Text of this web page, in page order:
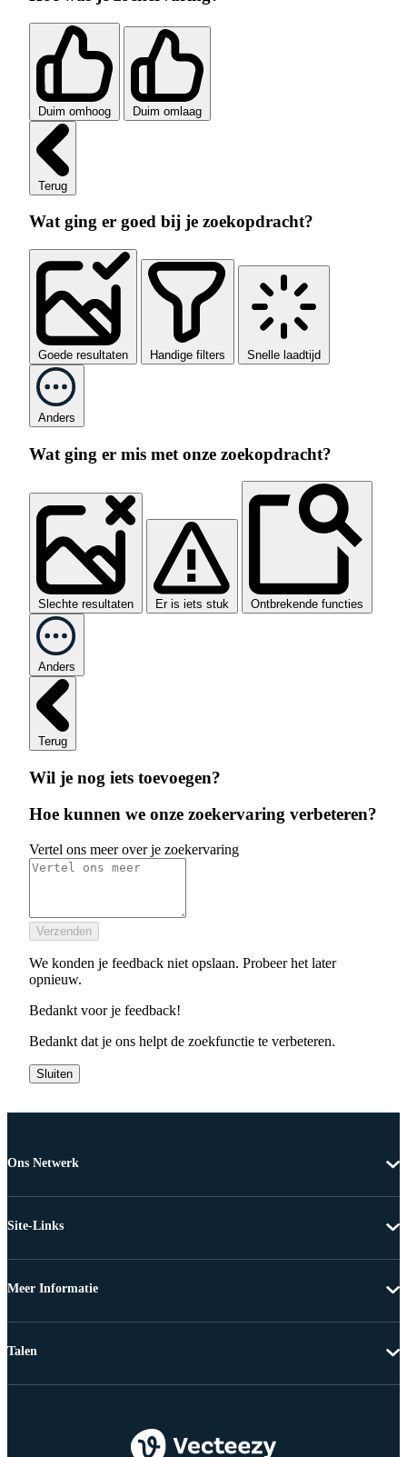
Duim omhoog Duim omlaag
Terug
Wat ging er goed bij je zoekopdracht?
Goede resultaten Handige filters Snelle laadtijd
Anders
Wat ging er mis met onze zoekopdracht?
Slechte resultaten Er is iets stuk Ontbrekende functies
Anders
Terug
Wil je nog iets toevoegen?
Hoe kunnen we onze zoekervaring verbeteren?
Vertel ons meer over je zoekervaring
Verzenden
We konden je feedback niet opslaan. Probeer het later
opnieuw.
Bedankt voor je feedback!
Bedankt dat je ons helpt de zoekfunctie te verbeteren.
Sluiten
Ons Netwerk
Site-Links
Meer Informatie
Talen